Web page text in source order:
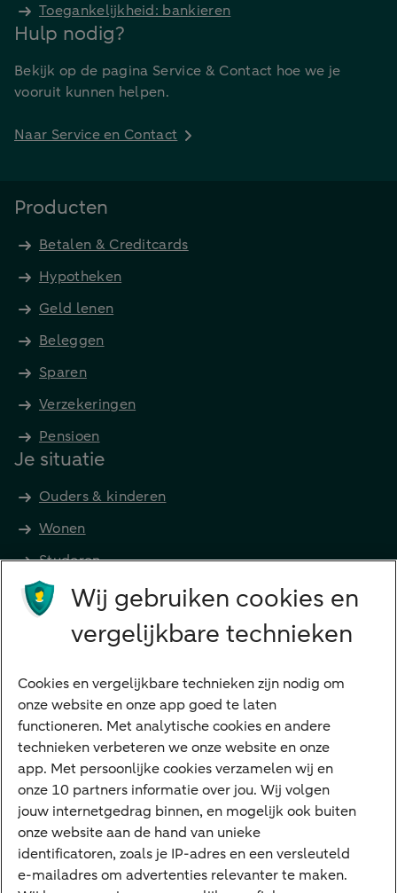
Toegankelijkheid: bankieren
Hulp nodig?
Bekijk op de pagina Service & Contact hoe we je
vooruit kunnen helpen.
Naar Service en Contact
Producten
Betalen & Creditcards
Hypotheken
Geld lenen
Beleggen
Sparen
Verzekeringen
Pensioen
Je situatie
Ouders & kinderen
Wonen
Studeren
Preferred Banking
Senioren
Digitale diensten
Internet Bankieren
ABN AMRO app
Tikkie
Apple Pay
Google Pay
Veilig bankieren
Wij gebruiken cookies en
vergelijkbare technieken
Cookies en vergelijkbare technieken zijn nodig om
onze website en onze app goed te laten
functioneren. Met analytische cookies en andere
technieken verbeteren we onze website en onze
app. Met persoonlijke cookies verzamelen wij en
onze 10 partners informatie over jou. Wij volgen
jouw internetgedrag binnen, en mogelijk ook buiten
onze website aan de hand van unieke
identificatoren, zoals je IP-adres en een versleuteld
e-mailadres om advertenties relevanter te maken.